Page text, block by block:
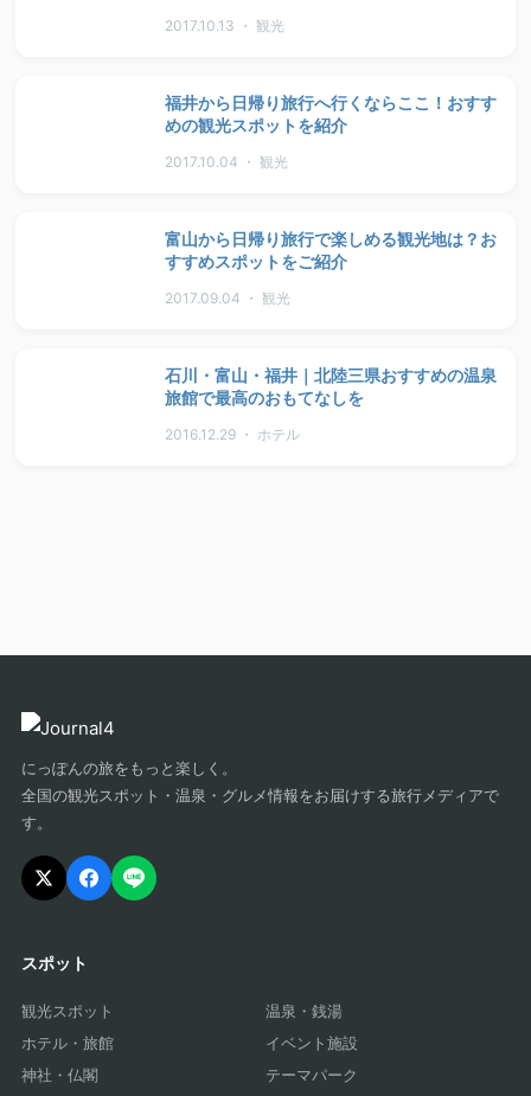
2017.10.13 ・ 観光
福井から日帰り旅行へ行くならここ！おすす
めの観光スポットを紹介
2017.10.04 ・ 観光
富山から日帰り旅行で楽しめる観光地は？お
すすめスポットをご紹介
2017.09.04 ・ 観光
石川・富山・福井｜北陸三県おすすめの温泉
旅館で最高のおもてなしを
2016.12.29 ・ ホテル
にっぽんの旅をもっと楽しく。
全国の観光スポット・温泉・グルメ情報をお届けする旅行メディアで
す。
スポット
観光スポット
温泉・銭湯
ホテル・旅館
イベント施設
神社・仏閣
テーマパーク